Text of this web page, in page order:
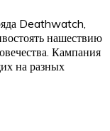
Deathwatch,
нашествию
Кампания
на разных